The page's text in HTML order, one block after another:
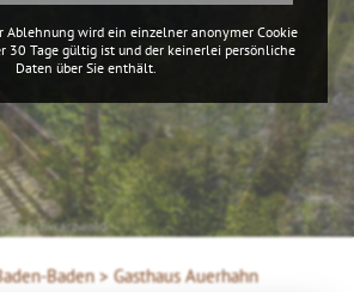
Schwarzwald
Baden >Gasthaus Auerhahn
Ablehnung wird ein einzelner anonymer Cookie
30 Tage gültig ist und der keinerlei persönliche
Daten über Sie enthält.